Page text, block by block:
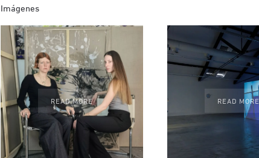
Imágenes
READ MORE READ MORE